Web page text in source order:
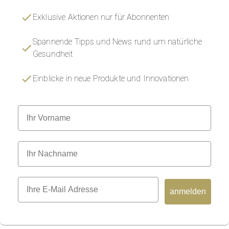
Exklusive Aktionen nur für Abonnenten
Spannende Tipps und News rund um natürliche
Gesundheit
Einblicke in neue Produkte und Innovationen
Vorname
Nachname
anmelden